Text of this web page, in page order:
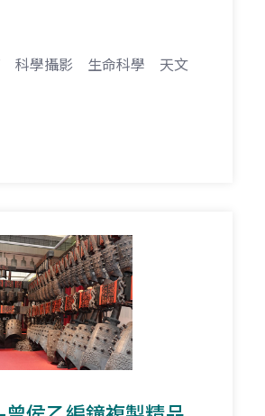
科學攝影 生命科學 天文